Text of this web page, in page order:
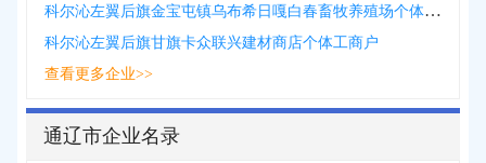
科尔沁左翼后旗金宝屯镇乌布希日嘎白春畜牧养殖场个体工商户
科尔沁左翼后旗甘旗卡众联兴建材商店个体工商户
查看更多企业>>
通辽市企业名录